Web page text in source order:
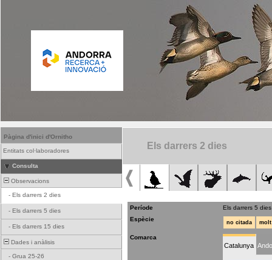
Pàgina d'inici d'Ornitho
Entitats col·laboradores
Consulta
Observacions
- Els darrers 2 dies
- Els darrers 5 dies
- Els darrers 15 dies
Dades i anàlisis
- Grua 25-26
Els darrers 2 dies
Període
Els darrers 5 dies
Espècie
no citada
Comarca
Catalunya